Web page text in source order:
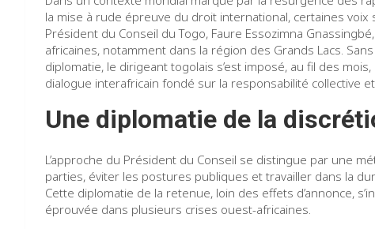
la mise à rude épreuve du droit international, certaines
Président du Conseil du Togo, Faure Essozimna
africaines, notamment dans la région des Grands Lacs.
diplomatie, le dirigeant togolais s’est imposé, au fil des
dialogue interafricain fondé sur la responsabilité collective
Une diplomatie de la
L’approche du Président du Conseil se distingue par une
parties, éviter les postures publiques et travailler dans la
Cette diplomatie de la retenue, loin des effets d’annonce,
éprouvée dans plusieurs crises ouest-africaines.